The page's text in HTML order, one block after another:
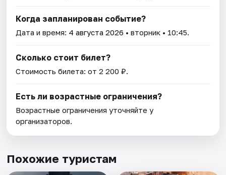
Когда запланирован событие?
Дата и время: 4 августа 2026 • вторник • 10:45.
Сколько стоит билет?
Стоимость билета: от 2 200 ₽.
Есть ли возрастные ограничения?
Возрастные ограничения уточняйте у
организаторов.
Похожие туристам